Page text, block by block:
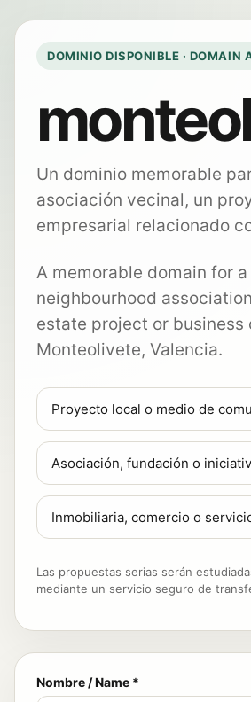
DOMINIO DISPONIBLE · DOMAIN
Un dominio memorable
asociación vecinal, un
empresarial relacionado
A memorable domain for
neighbourhood
estate project or business
Monteolivete, Valencia.
Proyecto local o medio de
Asociación, fundación o
Inmobiliaria, comercio o
Las propuestas serias serán
mediante un servicio seguro de
Nombre / Name *